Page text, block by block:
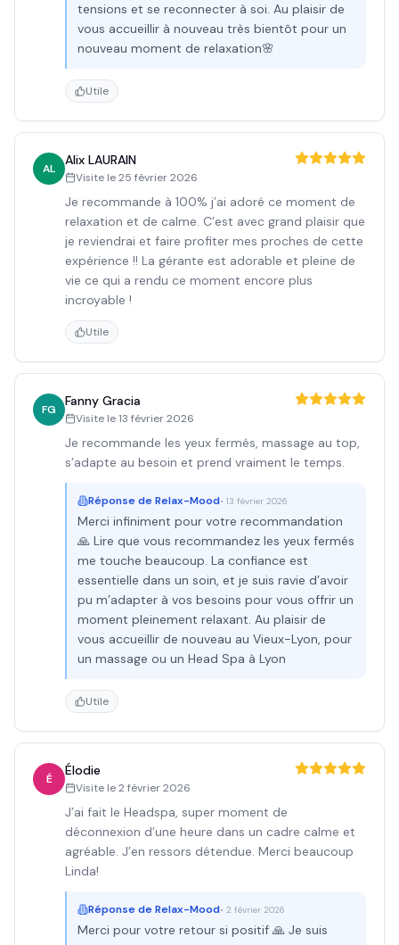
tensions et se reconnecter à soi. Au plaisir de
vous accueillir à nouveau très bientôt pour un
nouveau moment de relaxation🌸
Utile
AL
Alix LAURAIN
Visite le25 février 2026
Je recommande à 100% j’ai adoré ce moment de
relaxation et de calme. C’est avec grand plaisir que
je reviendrai et faire profiter mes proches de cette
expérience !! La gérante est adorable et pleine de
vie ce qui a rendu ce moment encore plus
incroyable !
Utile
FG
Fanny Gracia
Visite le13 février 2026
Je recommande les yeux fermés, massage au top,
s’adapte au besoin et prend vraiment le temps.
Réponse de Relax-Mood• 13 février 2026
Merci infiniment pour votre recommandation
🙏 Lire que vous recommandez les yeux fermés
me touche beaucoup. La confiance est
essentielle dans un soin, et je suis ravie d’avoir
pu m’adapter à vos besoins pour vous offrir un
moment pleinement relaxant. Au plaisir de
vous accueillir de nouveau au Vieux-Lyon, pour
un massage ou un Head Spa à Lyon
Utile
É
Élodie
Visite le2 février 2026
J’ai fait le Headspa, super moment de
déconnexion d’une heure dans un cadre calme et
agréable. J’en ressors détendue. Merci beaucoup
Linda!
Réponse de Relax-Mood• 2 février 2026
Merci pour votre retour si positif 🙏 Je suis